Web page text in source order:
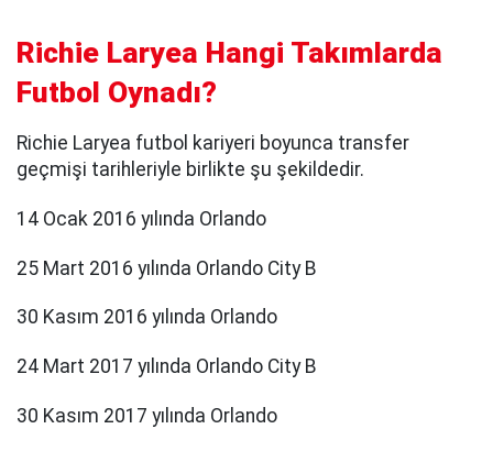
Richie Laryea Hangi Takımlarda
Futbol Oynadı?
Richie Laryea futbol kariyeri boyunca transfer
geçmişi tarihleriyle birlikte şu şekildedir.
14 Ocak 2016 yılında Orlando
25 Mart 2016 yılında Orlando City B
30 Kasım 2016 yılında Orlando
24 Mart 2017 yılında Orlando City B
30 Kasım 2017 yılında Orlando